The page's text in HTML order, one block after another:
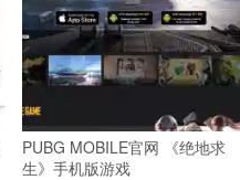
PUBG MOBILE官网 《绝地求
生》手机版游戏